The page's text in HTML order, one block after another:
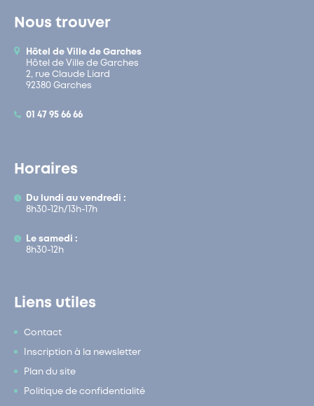
Nous trouver
Hôtel de Ville de Garches
Hôtel de Ville de Garches
2, rue Claude Liard
92380 Garches
01 47 95 66 66
Horaires
Du lundi au vendredi :
8h30-12h/13h-17h
Le samedi :
8h30-12h
Liens utiles
Contact
Inscription à la newsletter
Plan du site
Politique de confidentialité